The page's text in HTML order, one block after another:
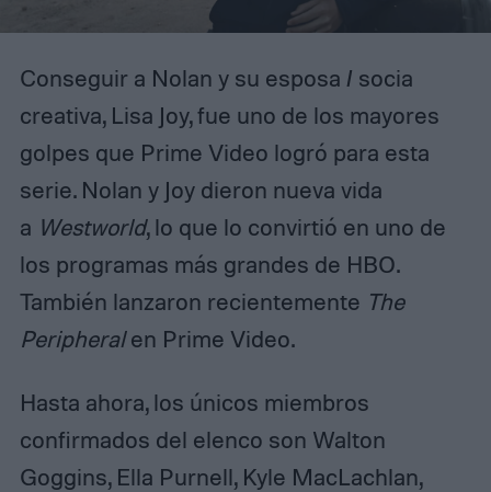
Conseguir a Nolan y su esposa / socia
creativa, Lisa Joy, fue uno de los mayores
golpes que Prime Video logró para esta
serie. Nolan y Joy dieron nueva vida
a Westworld, lo que lo convirtió en uno de
los programas más grandes de HBO.
También lanzaron recientemente The
Peripheralen Prime Video.
Hasta ahora, los únicos miembros
confirmados del elenco son Walton
Goggins, Ella Purnell, Kyle MacLachlan,